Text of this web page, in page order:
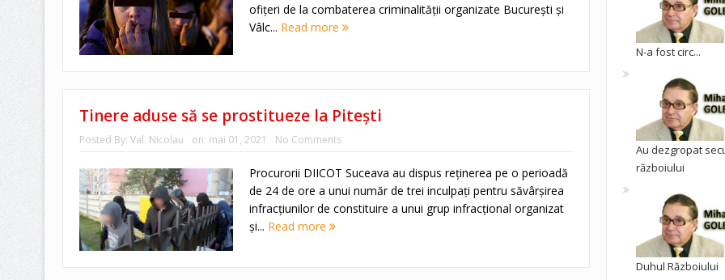
ofițeri de la combaterea criminalităţii organizate București și
Vâlc... Read more
Tinere aduse să se prostitueze la Pitești
Posted By: Val. Nicolau on: mai 01, 2021 No Comments
Procurorii DIICOT Suceava au dispus reținerea pe o perioadă
de 24 de ore a unui număr de trei inculpați pentru săvârșirea
infracțiunilor de constituire a unui grup infracțional organizat
și... Read more
N-a fost circ...
Au dezgropat
războiului
Duhul Războiului